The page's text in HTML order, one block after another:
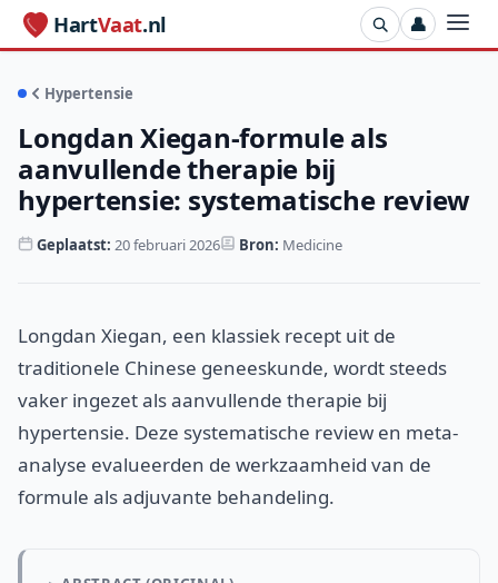
HartVaat.nl 👤
Hypertensie
Longdan Xiegan-formule als
aanvullende therapie bij
hypertensie: systematische review
Geplaatst: 20 februari 2026 Bron: Medicine
Longdan Xiegan, een klassiek recept uit de
traditionele Chinese geneeskunde, wordt steeds
vaker ingezet als aanvullende therapie bij
hypertensie. Deze systematische review en meta-
analyse evalueerden de werkzaamheid van de
formule als adjuvante behandeling.